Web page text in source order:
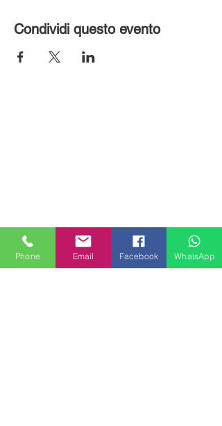
Condividi questo evento
Phone Email Facebook WhatsApp